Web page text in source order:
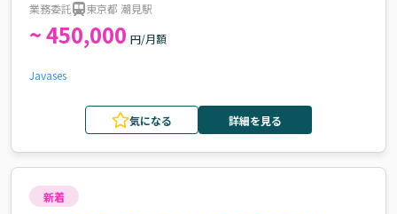
業務委託 東京都 潮見駅
~ 450,000 円/月額
Javases
気になる 詳細を見る
新着